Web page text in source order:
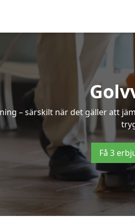
– särskilt när det gäller att
Få 3